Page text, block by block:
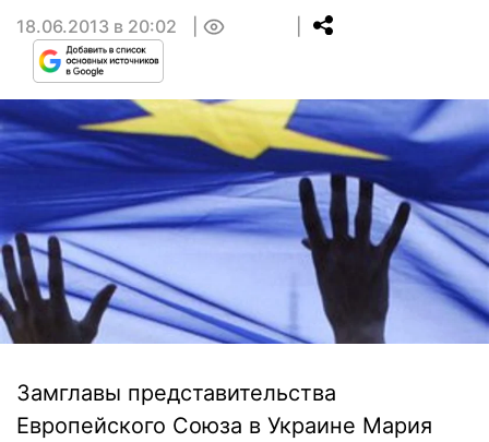
18.06.2013 в 20:02
Замглавы представительства
Европейского Союза в Украине Мария